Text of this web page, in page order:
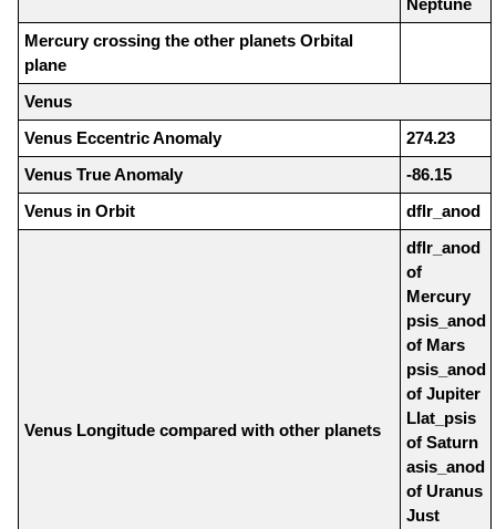
Neptune
Mercury crossing the other planets Orbital
plane
Venus
Venus Eccentric Anomaly
274.23
Venus True Anomaly
-86.15
Venus in Orbit
dflr_anod
Venus Longitude compared with other planets
dflr_anod
of
Mercury
psis_anod
of Mars
psis_anod
of Jupiter
Llat_psis
of Saturn
asis_anod
of Uranus
Just